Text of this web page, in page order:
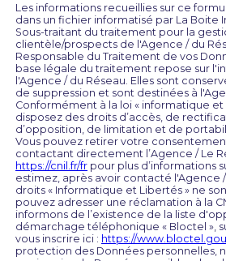
Les informations recueillies sur ce
dans un fichier informatisé par La Boite
Sous-traitant du traitement pour la
clientèle/prospects de l'Agence / du
Responsable du Traitement de vos
base légale du traitement repose sur
l'Agence / du Réseau. Elles sont
de suppression et sont destinées à
Conformément à la loi « informatique et
disposez des droits d’accès, de
d’opposition, de limitation et de
Vous pouvez retirer votre
contactant directement l’Agence / Le
https://cnil.fr/fr pour plus d’informations
estimez, après avoir contacté l'Agence
droits « Informatique et Libertés » ne
pouvez adresser une réclamation à la
informons de l’existence de la liste
démarchage téléphonique « Bloctel »,
vous inscrire ici : https://
protection des Données personnelles,